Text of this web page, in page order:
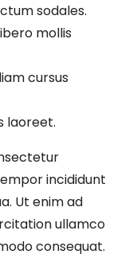
sodales.
mollis
cursus
laoreet.
incididunt
Ut enim ad
ullamco
consequat.